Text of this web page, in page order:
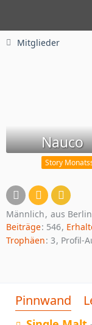
Mitglieder
Nauco
Story
Männlich aus Berlin
Beiträge 546
Trophäen 3 Profil-
Pinnwand